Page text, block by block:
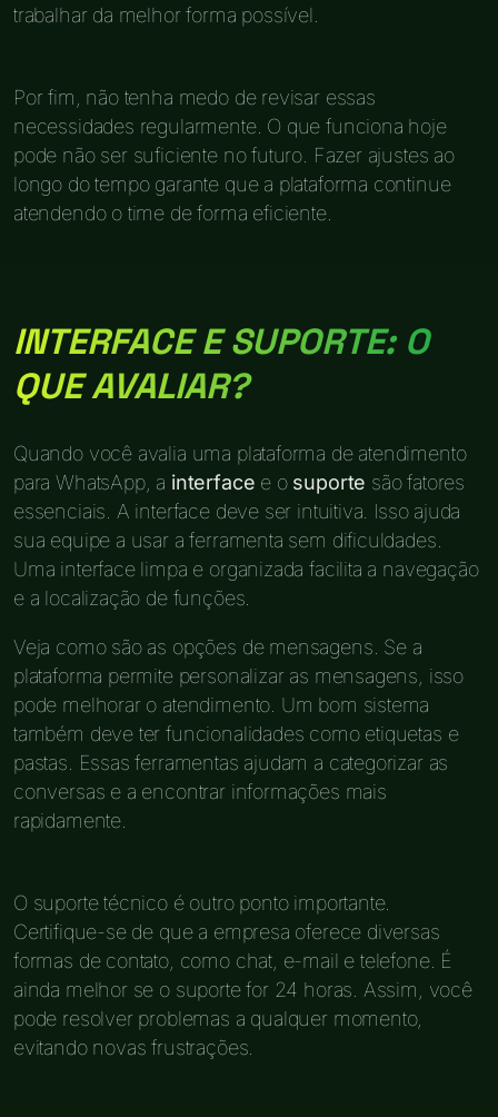
trabalhar da melhor forma possível.
Por fim, não tenha medo de revisar essas
necessidades regularmente. O que funciona hoje
pode não ser suficiente no futuro. Fazer ajustes ao
longo do tempo garante que a plataforma continue
atendendo o time de forma eficiente.
INTERFACE E SUPORTE: O
QUE AVALIAR?
Quando você avalia uma plataforma de atendimento
para WhatsApp, a interface e o suporte são fatores
essenciais. A interface deve ser intuitiva. Isso ajuda
sua equipe a usar a ferramenta sem dificuldades.
Uma interface limpa e organizada facilita a navegação
e a localização de funções.
Veja como são as opções de mensagens. Se a
plataforma permite personalizar as mensagens, isso
pode melhorar o atendimento. Um bom sistema
também deve ter funcionalidades como etiquetas e
pastas. Essas ferramentas ajudam a categorizar as
conversas e a encontrar informações mais
rapidamente.
O suporte técnico é outro ponto importante.
Certifique-se de que a empresa oferece diversas
formas de contato, como chat, e-mail e telefone. É
ainda melhor se o suporte for 24 horas. Assim, você
pode resolver problemas a qualquer momento,
evitando novas frustrações.